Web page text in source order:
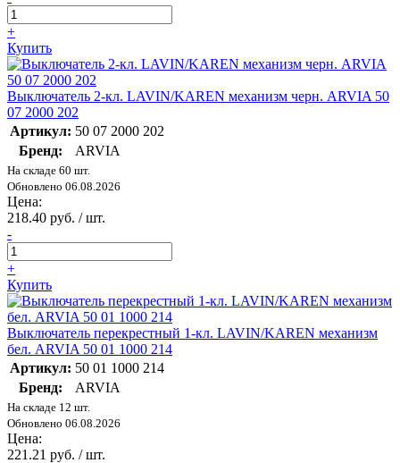
+
Купить
Выключатель 2-кл. LAVIN/KAREN механизм черн. ARVIA 50
07 2000 202
Артикул: 50 07 2000 202
Бренд:
ARVIA
На складе 60 шт.
Обновлено 06.08.2026
Цена:
218.40 руб. / шт.
-
+
Купить
Выключатель перекрестный 1-кл. LAVIN/KAREN механизм
бел. ARVIA 50 01 1000 214
Артикул: 50 01 1000 214
Бренд:
ARVIA
На складе 12 шт.
Обновлено 06.08.2026
Цена:
221.21 руб. / шт.